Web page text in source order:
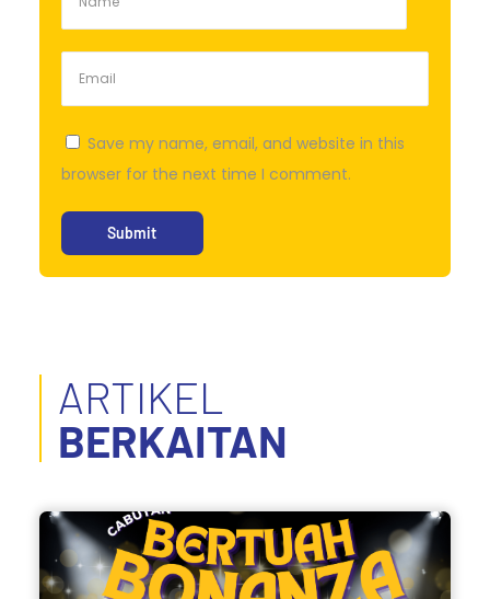
Save my name, email, and website in this
browser for the next time I comment.
ARTIKEL
BERKAITAN